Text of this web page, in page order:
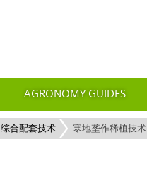
AGRONOMY GUIDES
综合配套技术 寒地垄作稀植技术